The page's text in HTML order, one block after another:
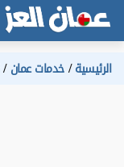
الرئيسية خدمات عمان